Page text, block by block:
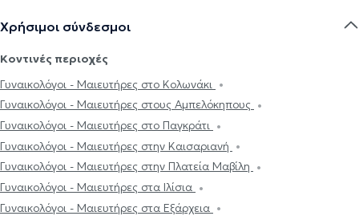
Χρήσιμοι σύνδεσμοι
Κοντινές περιοχές
Γυναικολόγοι - Μαιευτήρες στο Κολωνάκι
Γυναικολόγοι - Μαιευτήρες στους Αμπελόκηπους
Γυναικολόγοι - Μαιευτήρες στο Παγκράτι
Γυναικολόγοι - Μαιευτήρες στην Καισαριανή
Γυναικολόγοι - Μαιευτήρες στην Πλατεία Μαβίλη
Γυναικολόγοι - Μαιευτήρες στα Ιλίσια
Γυναικολόγοι - Μαιευτήρες στα Εξάρχεια